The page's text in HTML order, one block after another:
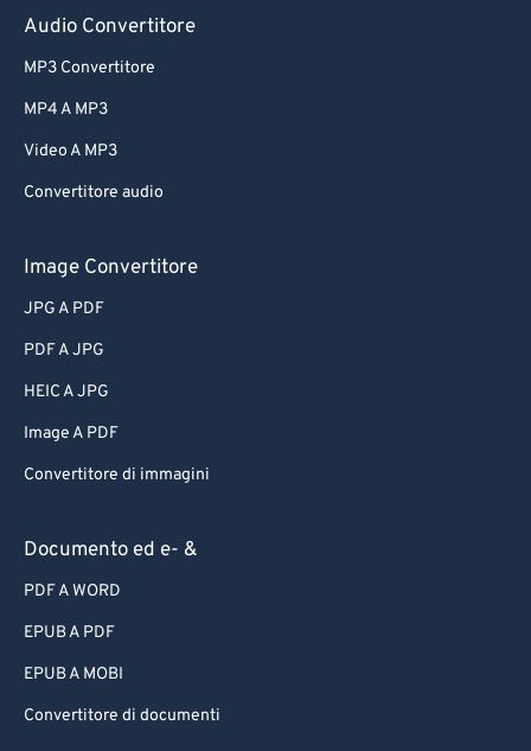
Audio Convertitore
MP3 Convertitore
MP4 A MP3
Video A MP3
Convertitore audio
Image Convertitore
JPG A PDF
PDF A JPG
HEIC A JPG
Image A PDF
Convertitore di immagini
Documento ed e- &
PDF A WORD
EPUB A PDF
EPUB A MOBI
Convertitore di documenti